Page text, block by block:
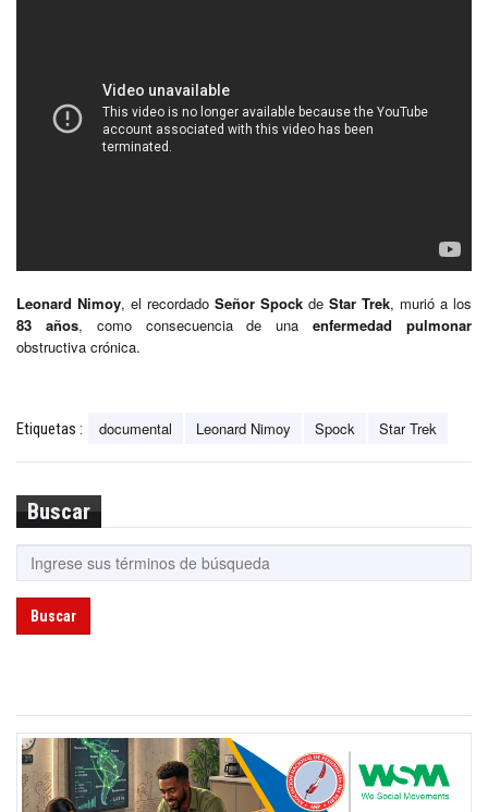
Leonard Nimoy, el recordado Señor Spock de Star Trek, murió a los
83 años, como consecuencia de unaenfermedad pulmonar
obstructiva crónica.
Etiquetas : documental Leonard Nimoy Spock Star Trek
Buscar
Buscar